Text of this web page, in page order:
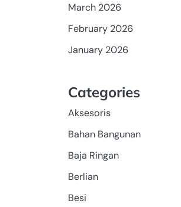
March 2026
February 2026
January 2026
Categories
Aksesoris
Bahan Bangunan
Baja Ringan
Berlian
Besi